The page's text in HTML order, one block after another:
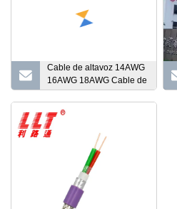
Cable de altavoz 14AWG
16AWG 18AWG Cable de
altavoz en pared Cable
altavoz CCA